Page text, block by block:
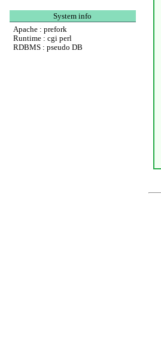
System info
Apache : prefork
Runtime : cgi perl
RDBMS : pseudo DB